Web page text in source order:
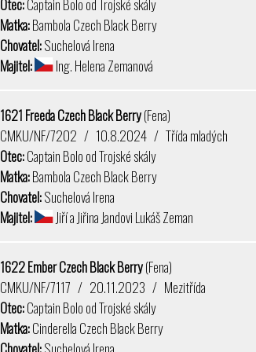
Matka:Bambola Czech Black Berry
Chovatel:Suchelová Irena
Majitel:
Ing. Helena Zemanová
1621 Freeda Czech Black Berry(Fena)
CMKU/NF/7202 / 10.8.2024 / Třída mladých
Otec:Captain Bolo od Trojské skály
Matka:Bambola Czech Black Berry
Chovatel:Suchelová Irena
Majitel:
Jiří a Jiřina Jandovi Lukáš Zeman
1622 Ember Czech Black Berry(Fena)
CMKU/NF/7117 / 20.11.2023 / Mezitřída
Otec:Captain Bolo od Trojské skály
Matka:Cinderella Czech Black Berry